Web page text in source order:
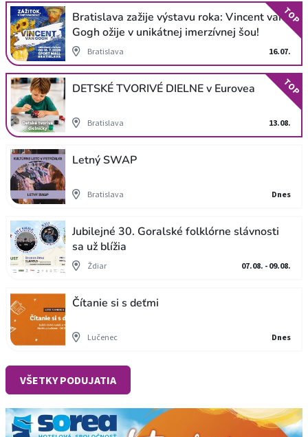
Bratislava zažije výstavu roka: Vincent van
Gogh ožije v unikátnej imerzívnej šou!
Bratislava 16.07.
TOP
DETSKÉ TVORIVÉ DIELNE v Eurovea
Bratislava 13.08.
TOP
Letný SWAP
Bratislava Dnes
Jubilejné 30. Goralské folklórne slávnosti
sa už blížia
Ždiar 07.08. - 09.08.
Čítanie si s deťmi
Lučenec Dnes
VŠETKY PODUJATIA